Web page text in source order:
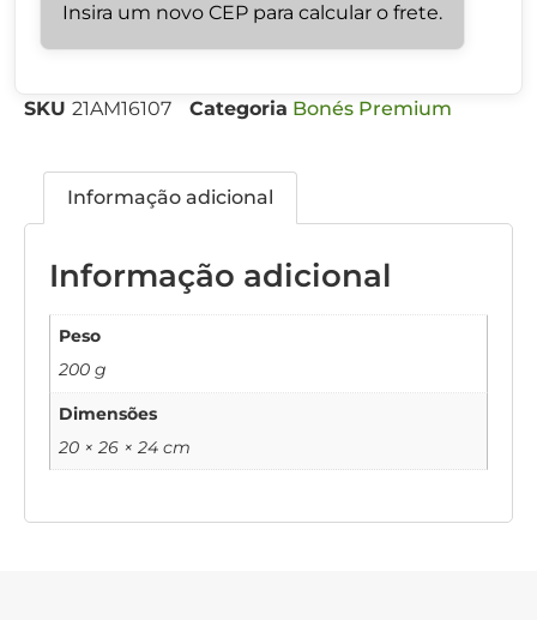
Insira um novo CEP para calcular o frete.
SKU 21AM16107 Categoria Bonés Premium
Informação adicional
Informação adicional
Peso
200 g
Dimensões
20 × 26 × 24 cm